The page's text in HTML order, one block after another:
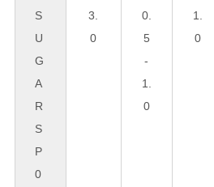
S
U
G
A
R
S
P
0
3.
0
0.
5
-
1.
0
1.
0